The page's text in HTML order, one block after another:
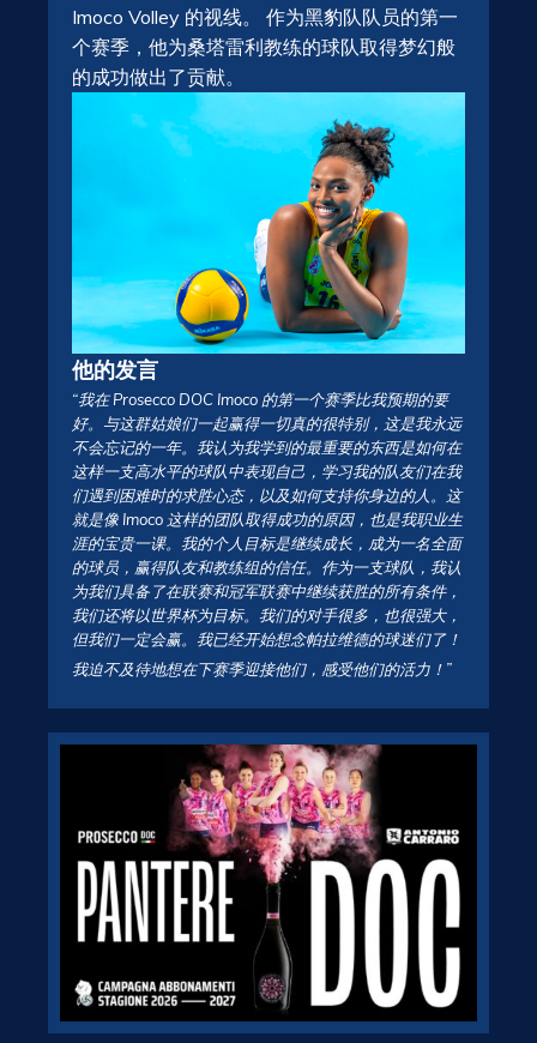
Imoco Volley 的视线。 作为黑豹队队员的第一
个赛季，他为桑塔雷利教练的球队取得梦幻般
的成功做出了贡献。
他的发言
“我在 Prosecco DOC Imoco 的第一个赛季比我预期的要
好。与这群姑娘们一起赢得一切真的很特别，这是我永远
不会忘记的一年。我认为我学到的最重要的东西是如何在
这样一支高水平的球队中表现自己，学习我的队友们在我
们遇到困难时的求胜心态，以及如何支持你身边的人。这
就是像 Imoco 这样的团队取得成功的原因，也是我职业生
涯的宝贵一课。我的个人目标是继续成长，成为一名全面
的球员，赢得队友和教练组的信任。作为一支球队，我认
为我们具备了在联赛和冠军联赛中继续获胜的所有条件，
我们还将以世界杯为目标。我们的对手很多，也很强大，
但我们一定会赢。我已经开始想念帕拉维德的球迷们了！
我迫不及待地想在下赛季迎接他们，感受他们的活力！”